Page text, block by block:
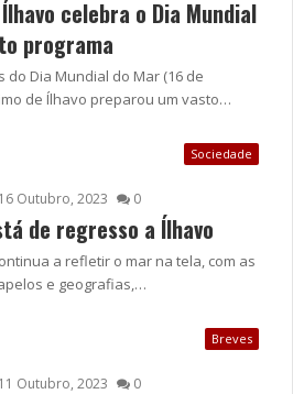
celebra o Dia Mundial
programa
Dia Mundial do Mar (16 de
de Ílhavo preparou um vasto…
Sociedade
16 Outubro, 2023 0
de regresso a Ílhavo
a refletir o mar na tela, com as
e geografias,…
Breves
11 Outubro, 2023 0